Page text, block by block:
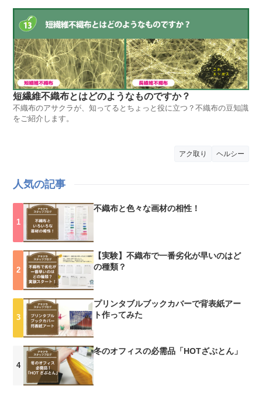
短繊維不織布とはどのようなものですか？
不織布のアサクラが、知ってるとちょっと役に立つ？不織布の豆知識
をご紹介します。
アク取り ヘルシー
人気の記事
不織布と色々な画材の相性！
【実験】不織布で一番劣化が早いのはど
の種類？
プリンタブルブックカバーで背表紙アー
ト作ってみた
冬のオフィスの必需品「HOTざぶとん」